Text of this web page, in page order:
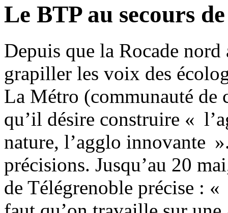
Le BTP au secours
Depuis que la Rocade nord
grapiller les voix des
La Métro (communauté de
qu’il désire construire «
nature, l’agglo innovante
précisions. Jusqu’au 20
de Télégrenoble précise :